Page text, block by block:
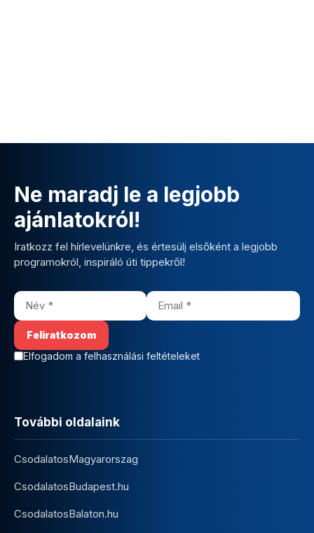
Ne maradj le a legjobb
ajánlatokról!
Iratkozz fel hírlevelünkre, és értesülj elsőként a legjobb
programokról, inspiráló úti tippekről!
Elfogadom a felhasználási feltételeket
További oldalaink
CsodalatosMagyarorszag
CsodalatosBudapest.hu
CsodalatosBalaton.hu